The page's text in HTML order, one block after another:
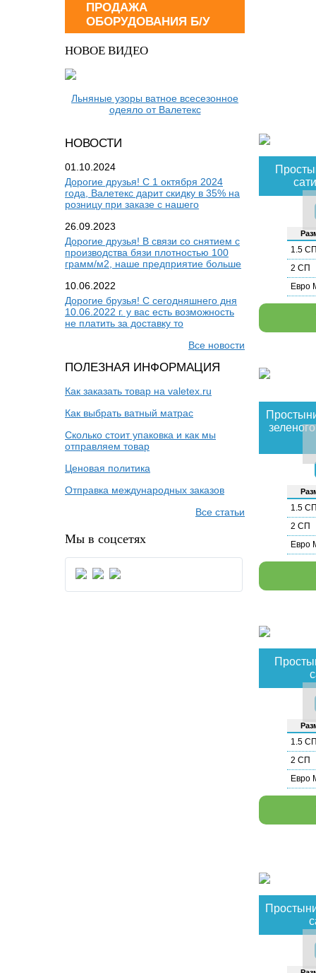
ПРОДАЖА
ОБОРУДОВАНИЯ Б/У
НОВОЕ ВИДЕО
Льняные узоры ватное всесезонное
одеяло от Валетекс
НОВОСТИ
01.10.2024
Дорогие друзья! С 1 октября 2024
года, Валетекс дарит скидку в 35% на
розницу при заказе с нашего
26.09.2023
Дорогие друзья! В связи со снятием с
производства бязи плотностью 100
грамм/м2, наше предприятие больше
10.06.2022
Дорогие брузья! С сегодняшнего дня
10.06.2022 г. у вас есть возможность
не платить за доставку то
Все новости
ПОЛЕЗНАЯ ИНФОРМАЦИЯ
Как заказать товар на valetex.ru
Как выбрать ватный матрас
Сколько стоит упаковка и как мы
отправляем товар
Ценовая политика
Отправка международных заказов
Все статьи
Мы в соцсетях
1.5 СП
2 СП
Евро
1.5 СП
2 СП
Евро
1.5 СП
2 СП
Евро